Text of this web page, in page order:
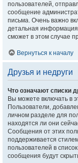
пользователей,
сообщение
письма. Очень важно
детальная
сможет в этом случае
Вернуться к началу
Друзья и недруги
Что означают списки
Вы можете включать в
Пользователи,
личном разделе для
находятся ли они
Сообщения от этих
поддерживается
пользователей в
сообщения будут